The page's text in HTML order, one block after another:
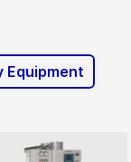
Equipment